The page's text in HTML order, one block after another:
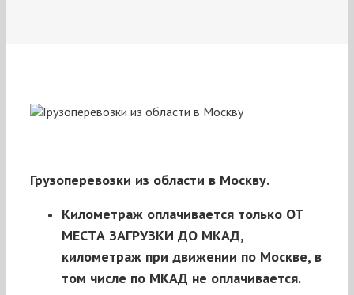
Грузоперевозки из области в Москву.
Километраж оплачивается только ОТ
МЕСТА ЗАГРУЗКИ ДО МКАД,
километраж при движении по Москве, в
том числе по МКАД не оплачивается.